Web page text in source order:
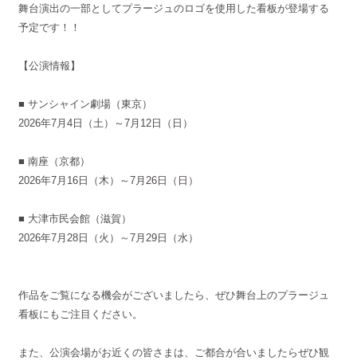
舞台演出の一部としてプラージュのロゴを使用した看板が登場する
予定です！！
【公演情報】
■ サンシャイン劇場（東京）
2026年7月4日（土）～7月12日（日）
■ 南座（京都）
2026年7月16日（木）～7月26日（日）
■ 大津市民会館（滋賀）
2026年7月28日（火）～7月29日（水）
作品をご覧になる機会がございましたら、ぜひ舞台上のプラージュ
看板にもご注目ください。
また、公演会場がお近くの皆さまは、ご都合が合いましたらぜひ観